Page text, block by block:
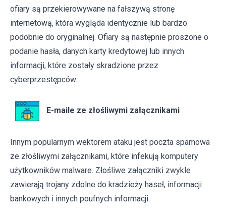
ofiary są przekierowywane na fałszywą stronę
internetową, która wygląda identycznie lub bardzo
podobnie do oryginalnej. Ofiary są następnie proszone o
podanie hasła, danych karty kredytowej lub innych
informacji, które zostały skradzione przez
cyberprzestępców.
E-maile ze złośliwymi załącznikami
Innym popularnym wektorem ataku jest poczta spamowa
ze złośliwymi załącznikami, które infekują komputery
użytkowników malware. Złośliwe załączniki zwykle
zawierają trojany zdolne do kradzieży haseł, informacji
bankowych i innych poufnych informacji.